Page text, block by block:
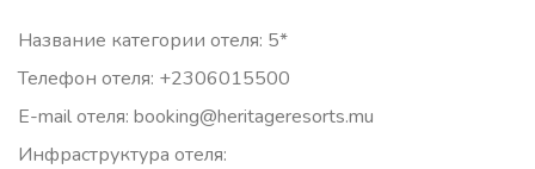
Название категории отеля: 5*
Телефон отеля: +2306015500
E-mail отеля: booking@heritageresorts.mu
Инфраструктура отеля: